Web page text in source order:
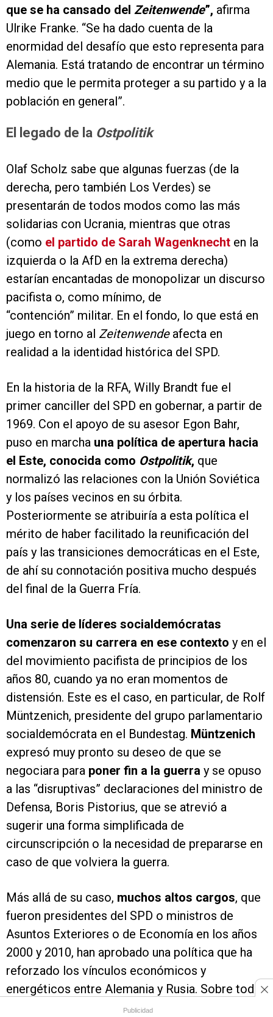
que se ha cansado del Zeitenwende”, afirma
Ulrike Franke. “Se ha dado cuenta de la
enormidad del desafío que esto representa para
Alemania. Está tratando de encontrar un término
medio que le permita proteger a su partido y a la
población en general”.
El legado de la Ostpolitik
Olaf Scholz sabe que algunas fuerzas (de la
derecha, pero también Los Verdes) se
presentarán de todos modos como las más
solidarias con Ucrania, mientras que otras
(como el partido de Sarah Wagenknecht en la
izquierda o la AfD en la extrema derecha)
estarían encantadas de monopolizar un discurso
pacifista o, como mínimo, de
“contención” militar. En el fondo, lo que está en
juego en torno al Zeitenwendeafecta en
realidad a la identidad histórica del SPD.
En la historia de la RFA, Willy Brandt fue el
primer canciller del SPD en gobernar, a partir de
1969. Con el apoyo de su asesor Egon Bahr,
puso en marcha una política de apertura hacia
el Este, conocida como Ostpolitik, que
normalizó las relaciones con la Unión Soviética
y los países vecinos en su órbita.
Posteriormente se atribuiría a esta política el
mérito de haber facilitado la reunificación del
país y las transiciones democráticas en el Este,
de ahí su connotación positiva mucho después
del final de la Guerra Fría.
Una serie de líderes socialdemócratas
comenzaron su carrera en ese contexto y en el
del movimiento pacifista de principios de los
años 80, cuando ya no eran momentos de
distensión. Este es el caso, en particular, de Rolf
Müntzenich, presidente del grupo parlamentario
socialdemócrata en el Bundestag. Müntzenich
expresó muy pronto su deseo de que se
negociara para poner fin a la guerra y se opuso
a las “disruptivas” declaraciones del ministro de
Defensa, Boris Pistorius, que se atrevió a
sugerir una forma simplificada de
circunscripción o la necesidad de prepararse en
caso de que volviera la guerra.
Más allá de su caso, muchos altos cargos, que
fueron presidentes del SPD o ministros de
Asuntos Exteriores o de Economía en los años
2000 y 2010, han aprobado una política que ha
reforzado los vínculos económicos y
energéticos entre Alemania y Rusia. Sobre todo,
han demostrado una ceguera y una
Publicidad